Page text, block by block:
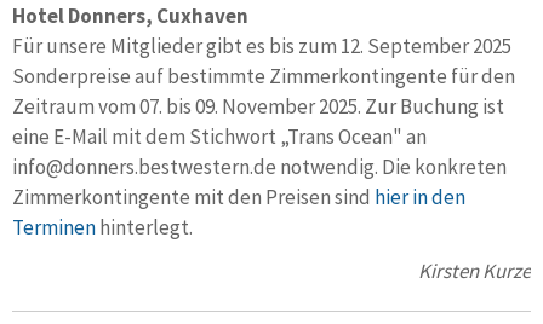
Hotel Donners, Cuxhaven
Für unsere Mitglieder gibt es bis zum 12. September 2025
Sonderpreise auf bestimmte Zimmerkontingente für den
Zeitraumvom 07. bis 09. November 2025. Zur Buchung ist
eine E-Mail mit dem Stichwort „Trans Ocean" an
info@donners.bestwestern.de notwendig. Die konkreten
Zimmerkontingente mit den Preisen sind hier in den
Terminenhinterlegt.
Kirsten Kurze